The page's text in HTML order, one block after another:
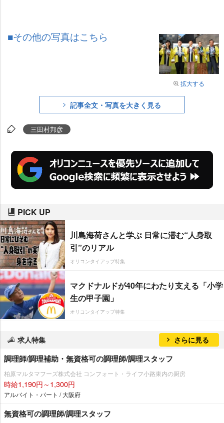
拡大する
■その他の写真はこちら
記事全文・写真を大きく見る
三田村邦彦
PICK UP
川島海荷さんと学ぶ 日常に潜む“人身取
引”のリアル
オリコンタイアップ特集
マクドナルドが40年にわたり支える「小学
生の甲子園」
オリコンタイアップ特集
求人特集 さらに見る
調理師/調理補助・無資格可の調理師/調理スタッフ
柏原マルタマフーズ株式会社 コンフォート・ライフ小路東内の厨房
時給1,190円～1,300円
アルバイト・パート / 大阪府
無資格可の調理師/調理スタッフ